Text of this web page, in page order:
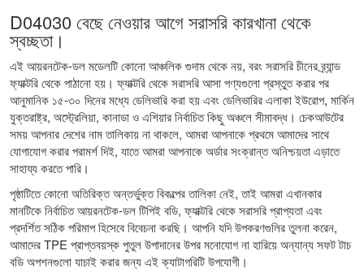
D04030 বেছে নেওয়ার আগে সরাসরি কারখানা থেকে
স্বচ্ছতা।
এই আয়রনটেক-ডল মডেলটি কোনো আঞ্চলিক গুদাম থেকে নয়, বরং সরাসরি চীনের ব্র্যান্ড
ফ্যাক্টরি থেকে পাঠানো হয়। ফ্যাক্টরি থেকে সরাসরি আসা পণ্যগুলো প্রস্তুত করার পর
আনুমানিক ১৫-৩০ দিনের মধ্যে ডেলিভারি করা হয় এবং ডেলিভারির এলাকা ইউরোপ, মার্কিন
যুক্তরাষ্ট্র, অস্ট্রেলিয়া, কানাডা ও এশিয়ার নির্বাচিত কিছু অঞ্চলে সীমাবদ্ধ। চেকআউটের
সময় আপনার দেশের নাম তালিকায় না থাকলে, আমরা আপনাকে প্রথমে আমাদের সাথে
যোগাযোগ করার পরামর্শ দিই, যাতে আমরা আপনাকে অর্ডার সংক্রান্ত অনিশ্চয়তা এড়াতে
সাহায্য করতে পারি।
পৃষ্ঠাটিতে কোনো অতিরিক্ত অন্তর্ভুক্ত বিকল্পের তালিকা নেই, তাই আমরা এখানকার
মানটিকে নির্বাচিত আয়রনটেক-ডল টিপিই বডি, ফ্যাক্টরি থেকে সরাসরি প্রাপ্যতা এবং
প্রদর্শিত সঠিক পরিমাপ হিসেবে বিবেচনা করছি। আপনি যদি উপকরণগুলির তুলনা করেন,
আমাদেরTPE প্রাপ্তবয়স্ক পুতুলউপাদানের উপর মনোযোগ না হারিয়ে অন্যান্য সফট টাচ
বডি অপশনগুলো যাচাই করার জন্য এই ক্যাটাগরিটি উপযোগী।